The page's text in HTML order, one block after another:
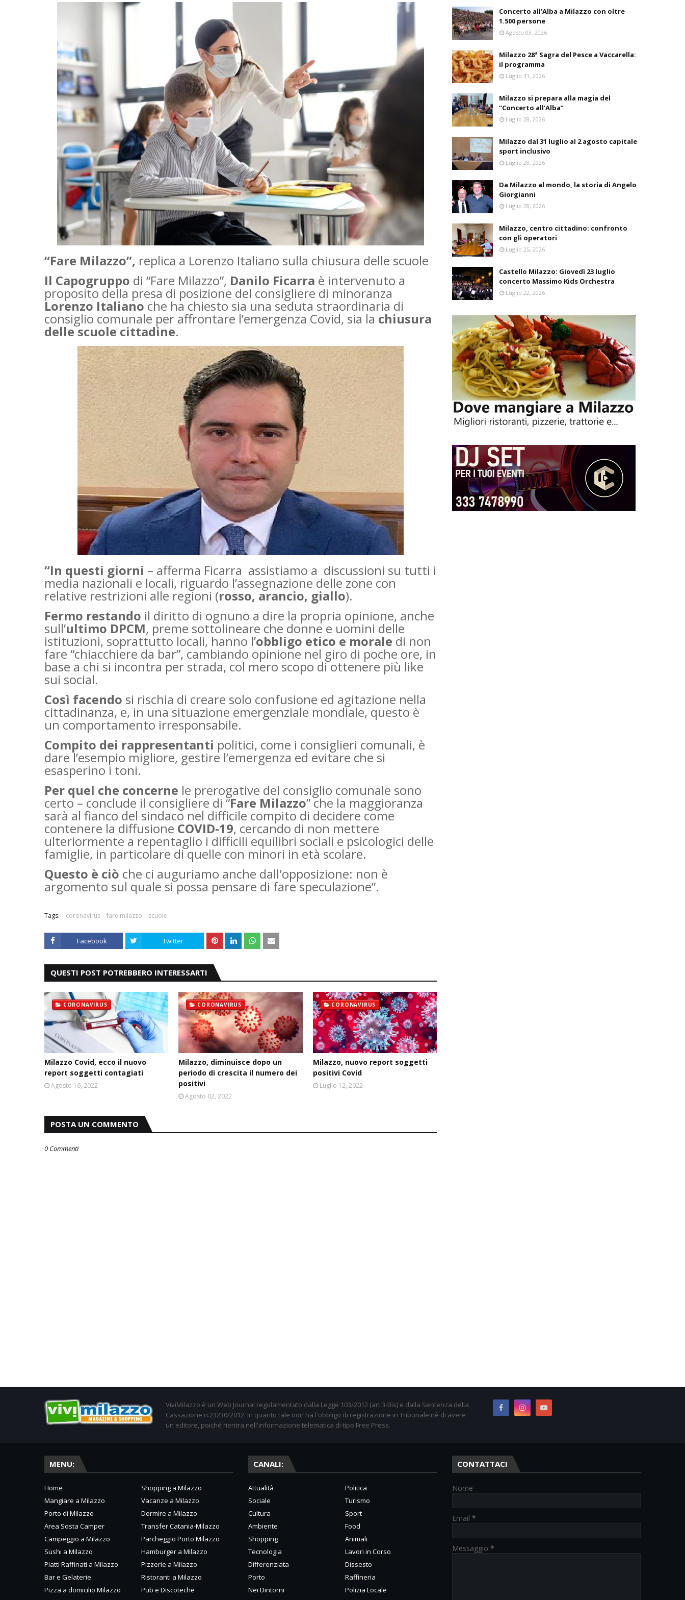
“Fare Milazzo”, replica a Lorenzo Italiano sulla chiusura delle scuole
Il Capogruppo di “Fare Milazzo”, Danilo Ficarra è intervenuto a
proposito della presa di posizione del consigliere di minoranza
Lorenzo Italiano che ha chiesto sia una seduta straordinaria di
consiglio comunale per affrontare l’emergenza Covid, sia la chiusura
delle scuole cittadine.
“In questi giorni – afferma Ficarra ­ assistiamo a discussioni su tutti i
media nazionali e locali, riguardo l’assegnazione delle zone con
relative restrizioni alle regioni (rosso, arancio, giallo).
Fermo restando il diritto di ognuno a dire la propria opinione, anche
sull’ultimo DPCM, preme sottolineare che donne e uomini delle
istituzioni, soprattutto locali, hanno l’obbligo etico e morale di non
fare “chiacchiere da bar”, cambiando opinione nel giro di poche ore, in
base a chi si incontra per strada, col mero scopo di ottenere più like
sui social.
Così facendo si rischia di creare solo confusione ed agitazione nella
cittadinanza, e, in una situazione emergenziale mondiale, questo è
un comportamento irresponsabile.
Compito dei rappresentanti politici, come i consiglieri comunali, è
dare l’esempio migliore, gestire l’emergenza ed evitare che si
esasperino i toni.
Per quel che concerne le prerogative del consiglio comunale sono
certo – conclude il consigliere di “Fare Milazzo” che la maggioranza
sarà al fianco del sindaco nel difficile compito di decidere come
contenere la diffusione COVID-19, cercando di non mettere
ulteriormente a repentaglio i difficili equilibri sociali e psicologici delle
famiglie, in particolare di quelle con minori in età scolare.
Questo è ciò che ci auguriamo anche dall'opposizione: non è
argomento sul quale si possa pensare di fare speculazione”.
Tags: coronavirus fare milazzo scuole
Facebook Twitter
QUESTI POST POTREBBERO INTERESSARTI
CORONAVIRUS
Milazzo Covid, ecco il nuovo
report soggetti contagiati
Agosto 16, 2022
CORONAVIRUS
Milazzo, diminuisce dopo un
periodo di crescita il numero dei
positivi
Agosto 02, 2022
CORONAVIRUS
Milazzo, nuovo report soggetti
positivi Covid
Luglio 12, 2022
POSTA UN COMMENTO
0 Commenti
Concerto all’Alba a Milazzo con oltre
1.500 persone
Agosto 03, 2026
Milazzo 28ª Sagra del Pesce a Vaccarella:
il programma
Luglio 31, 2026
Milazzo si prepara alla magia del
“Concerto all’Alba”
Luglio 28, 2026
Milazzo dal 31 luglio al 2 agosto capitale
sport inclusivo
Luglio 28, 2026
Da Milazzo al mondo, la storia di Angelo
Giorgianni
Luglio 28, 2026
Milazzo, centro cittadino: confronto
con gli operatori
Luglio 25, 2026
Castello Milazzo: Giovedì 23 luglio
concerto Massimo Kids Orchestra
Luglio 22, 2026
ViviMilazzo è un Web Journal regolamentato dalla Legge 103/2012 (art.3-Bis) e dalla Sentenza della
Cassazione n.23230/2012. In quanto tale non ha l'obbligo di registrazione in Tribunale nè di avere
un editore, poiché rientra nell'informazione telematica di tipo Free Press.
MENU:
Home
Shopping a Milazzo
Mangiare a Milazzo
Vacanze a Milazzo
Porto di Milazzo
Dormire a Milazzo
Area Sosta Camper
Transfer Catania-Milazzo
Campeggio a Milazzo
Parcheggio Porto Milazzo
Sushi a Milazzo
Hamburger a Milazzo
Piatti Raffinati a Milazzo
Pizzerie a Milazzo
Bar e Gelaterie
Ristoranti a Milazzo
Pizza a domicilio Milazzo
Pub e Discoteche
CANALI:
Attualità
Politica
Sociale
Turismo
Cultura
Sport
Ambiente
Food
Shopping
Animali
Tecnologia
Lavori in Corso
Differenziata
Dissesto
Porto
Raffineria
Nei Dintorni
Polizia Locale
CONTATTACI
Nome
Email *
Messaggio *